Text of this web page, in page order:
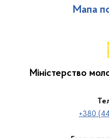
Мапа
Міністерство
+380